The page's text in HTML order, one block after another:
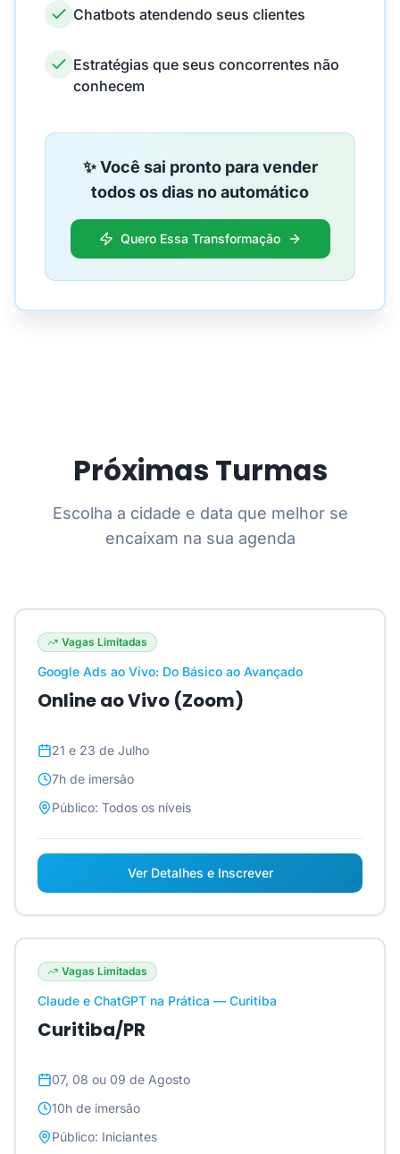
Chatbots atendendo seus clientes
Estratégias que seus concorrentes não
conhecem
✨ Você sai pronto para vender
todos os dias no automático
Quero Essa Transformação
Próximas Turmas
Escolha a cidade e data que melhor se
encaixam na sua agenda
Vagas Limitadas
Google Ads ao Vivo: Do Básico ao Avançado
Online ao Vivo (Zoom)
21 e 23 de Julho
7h de imersão
Público: Todos os níveis
Ver Detalhes e Inscrever
Vagas Limitadas
Claude e ChatGPT na Prática — Curitiba
Curitiba/PR
07, 08 ou 09 de Agosto
10h de imersão
Público: Iniciantes